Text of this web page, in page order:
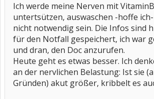
Ich werde meine Nerven mit
untertsützen, auswaschen -hoffe
nicht notwendig sein. Die Infos sind
für den Notfall gespeichert, ich war
und dran, den Doc anzurufen.
Heute geht es etwas besser. Ich
an der nervlichen Belastung: Ist sie
Gründen) akut größer, kribbelt es